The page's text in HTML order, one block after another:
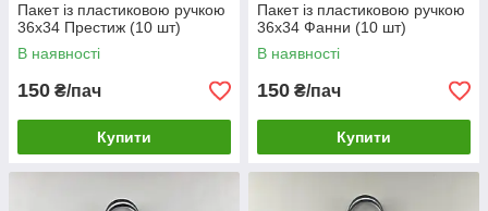
Пакет із пластиковою ручкою
36x34 Престиж (10 шт)
В наявності
150 ₴/пач
Купити
Пакет із пластиковою ручкою
36x34 Фанни (10 шт)
В наявності
150 ₴/пач
Купити